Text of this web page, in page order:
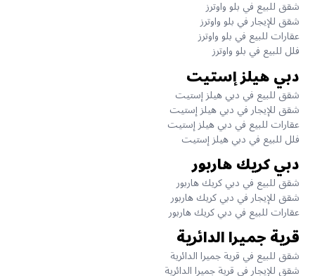
شقق للبيع في بلو واوترز
شقق للإيجار في بلو واوترز
عقارات للبيع في بلو واوترز
فلل للبيع في بلو واوترز
دبي هيلز إستيت
شقق للبيع في دبي هيلز إستيت
شقق للإيجار في دبي هيلز إستيت
عقارات للبيع في دبي هيلز إستيت
فلل للبيع في دبي هيلز إستيت
دبي كريك هاربور
شقق للبيع في دبي كريك هاربور
شقق للإيجار في دبي كريك هاربور
عقارات للبيع في دبي كريك هاربور
قرية جميرا الدائرية
شقق للبيع في قرية جميرا الدائرية
شقق للإيجار في قرية جميرا الدائرية